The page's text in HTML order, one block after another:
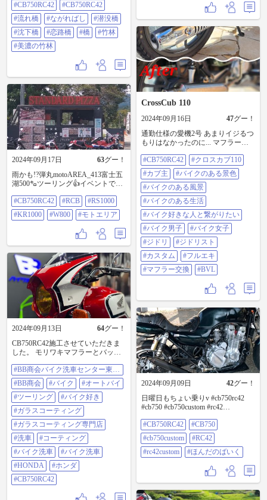
し そういえば京都流れ橋行ってな
い ということで橋三昧 橋のはし
ご 手始めに美濃の竹林（1枚目）
流れ橋近くの見どころスポット 本
名 流れ橋（2、3枚目） やっぱり
工事中でした 確か二年くらい前
に水害で壊れた記憶が ここからは
しごで 笠置町の潜没橋（4、5枚
目） 最後に 南山城村の恋路橋
（6、7枚目） 平日なので通行車両
もなくパシャリできました ここま
で休憩なしで走ったので お決まり
道の駅みなみやましろむらでトイ
レ休憩 寒い日なのでバイクも見当
たらず 早々に帰宅 寒かったけど楽
しく無事に帰ってこれました
#CB750RC42 #cb750rc42 #流れ橋#な
がればし #潜没橋#沈下橋 #恋路橋#
#CB750RC42
#CB750RC42
#流れ橋
#ながればし
#潜没橋
#沈下橋
#恋路橋 #橋
#竹林
#美濃の竹林
2024年09月17日 63グー！
雨かも!?弾丸motoAREA_413富士五
湖500㌔ツーリング👍イベントで見
ていただき😆ありがとうございま
した🙇 #CB750RC42 #RCB #RS1000
#KR1000 #W800 #モトエリア
#CB750RC42 #RCB
#RS1000
#KR1000
#W800 #モトエリア
CrossCub 110
2024年09月16日 47グー！
通勤仕様の愛機2号 あまりイジるつ
もりはなかったのに... マフラーに
りも悪くない 音は控えめ心地よい
安価なフルエキのわりに良いじゃ
ん👍 #cb750rc42 #クロスカブ110 #カ
ブ主 #バイクのある景色 #バイクの
ある風景 #バイクのある生活 #バイ
ク好きな人と繋がりたい #バイク男
子 #バイク女子 #ジドリ #ジドリス
ト #カスタム #フルエキ #マフラー
交換 #BVL
#CB750RC42
#クロスカブ110
#カブ主
#バイクのある景色
#バイクのある風景
#バイクのある生活
#バイク好きな人と繋がりたい
#バイク男子
#バイク女子
#ジドリ
#ジドリスト
#カスタム
#フルエキ
#マフラー交換
#BVL
2024年09月13日 64グー！
CB750RC42施工させていただきま
した。 モリワキマフラーとバック
ール、FCRキャブ、オーリンンズサ
ス、ブレンボ製ブレーキと豪華な
使用になっております。まずは全
体を徹底洗車して、軽研磨で、く
すみを除去。仕上げにBBプレミア
ムガラスコーティングを施しまし
た。赤と白の塗装面がクリアに輝
きました。 東京都大田区からご来
店いただき、誠にありがとうござ
います。 またのご来店をスタッフ
一同お待ちしております。
━━━━━━━━━━━━━━━ BB商会バイク
洗車センター東京大田 営業時間
10：00-22：00 年中無休 https://bb-
bike.com 東京都大田区池上8-18-20
#BB商会バイク洗車センター東京
大田
#BB商会 #バイク
#オートバイ
#ツーリング
#バイク好き
#ガラスコーティング
#ガラスコーティング専門店
#洗車
#コーティング
#バイク洗車
#バイク洗車
#HONDA
#ホンダ
#CB750RC42
2024年09月09日 42グー！
日曜日もちょい乗りv #cb750rc42
#cb750 #cb750custom #rc42
#CB750RC42
#CB750
#cb750custom
#RC42
#rc42custom
#ほんだのばいく